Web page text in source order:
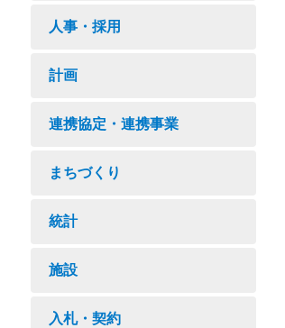
人事・採用
計画
連携協定・連携事業
まちづくり
統計
施設
入札・契約